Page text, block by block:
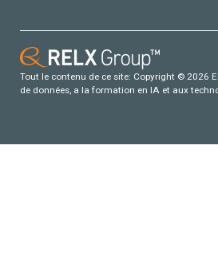
Tout le contenu de ce site: Copyright © 2026
de données, a la formation en IA et aux